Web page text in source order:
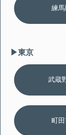
練馬
▶︎東京
武蔵
町